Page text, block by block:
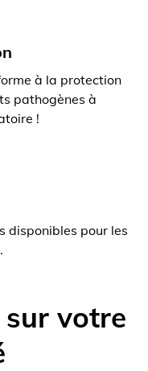
à la protection
pathogènes à
!
disponibles pour les
votre